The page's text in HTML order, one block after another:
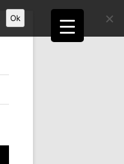
Ok